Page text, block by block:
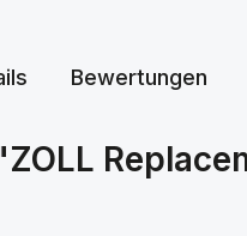
Bewertungen